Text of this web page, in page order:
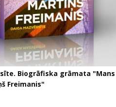
Biogrāfiska grāmata "Mans
Freimanis"